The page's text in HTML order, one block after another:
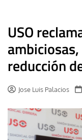
USO
reducción
Jose Luis Palacios